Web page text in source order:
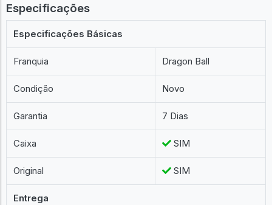
Especificações
Especificações Básicas
Franquia Dragon Ball
Condição Novo
Garantia 7 Dias
Caixa SIM
Original SIM
Entrega